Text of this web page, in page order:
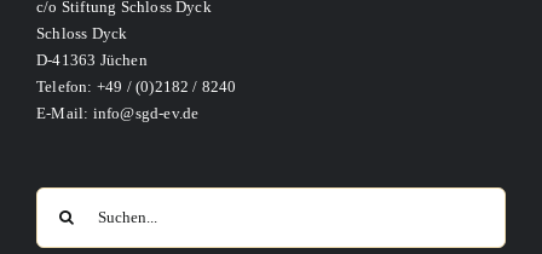
c/o Stiftung Schloss Dyck
Schloss Dyck
D-41363 Jüchen
Telefon: +49 / (0)2182 / 8240
E-Mail: info@sgd-ev.de
Suche
nach: